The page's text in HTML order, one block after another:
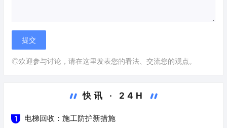
◎欢迎参与讨论，请在这里发表您的看法、交流您的观点。
快讯 · 24H
1 电梯回收：施工防护新措施